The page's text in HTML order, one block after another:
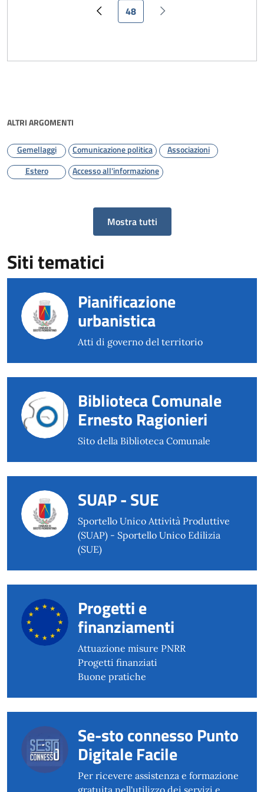
Pagina precedente
Pagina attuale
48 Pagina successiva
ALTRI ARGOMENTI
Gemellaggi Comunicazione politica
Associazioni
Estero
Accesso all'informazione
Mostra tutti
Siti tematici
Pianificazione
urbanistica
Atti di governo del territorio
Biblioteca Comunale
Ernesto Ragionieri
Sito della Biblioteca Comunale
SUAP - SUE
Sportello Unico Attività Produttive
(SUAP) - Sportello Unico Edilizia
(SUE)
Progetti e
finanziamenti
Attuazione misure PNRR
Progetti finanziati
Buone pratiche
Se-sto connesso Punto
Digitale Facile
Per ricevere assistenza e formazione